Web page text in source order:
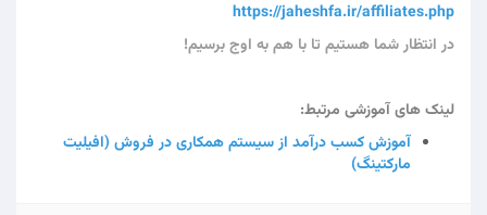
https://jaheshfa.ir/affiliates.php
در انتظار شما هستیم تا با هم به اوج برسیم!
لینک های آموزشی مرتبط:
آموزش کسب درآمد از سیستم همکاری در فروش (افیلیت
مارکتینگ)